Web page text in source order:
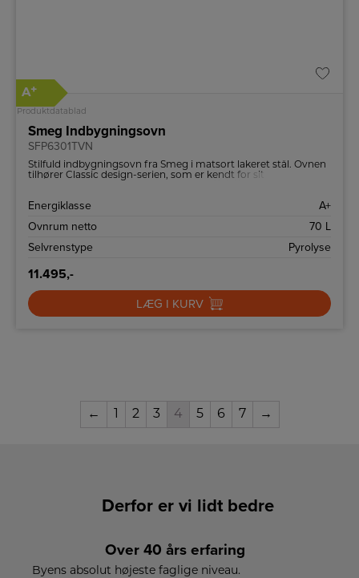
A+
Produktdatablad
Smeg Indbygningsovn
SFP6301TVN
Stilfuld indbygningsovn fra Smeg i matsort lakeret stål. Ovnen
tilhører Classic design-serien, som er kendt for sit
Energiklasse
A+
Ovnrum netto
70 L
Selvrenstype
Pyrolyse
11.495,-
LÆG I KURV
← 2 3 4 5 6 7 →
Derfor er vi lidt bedre
Over 40 års erfaring
Byens absolut højeste faglige niveau.